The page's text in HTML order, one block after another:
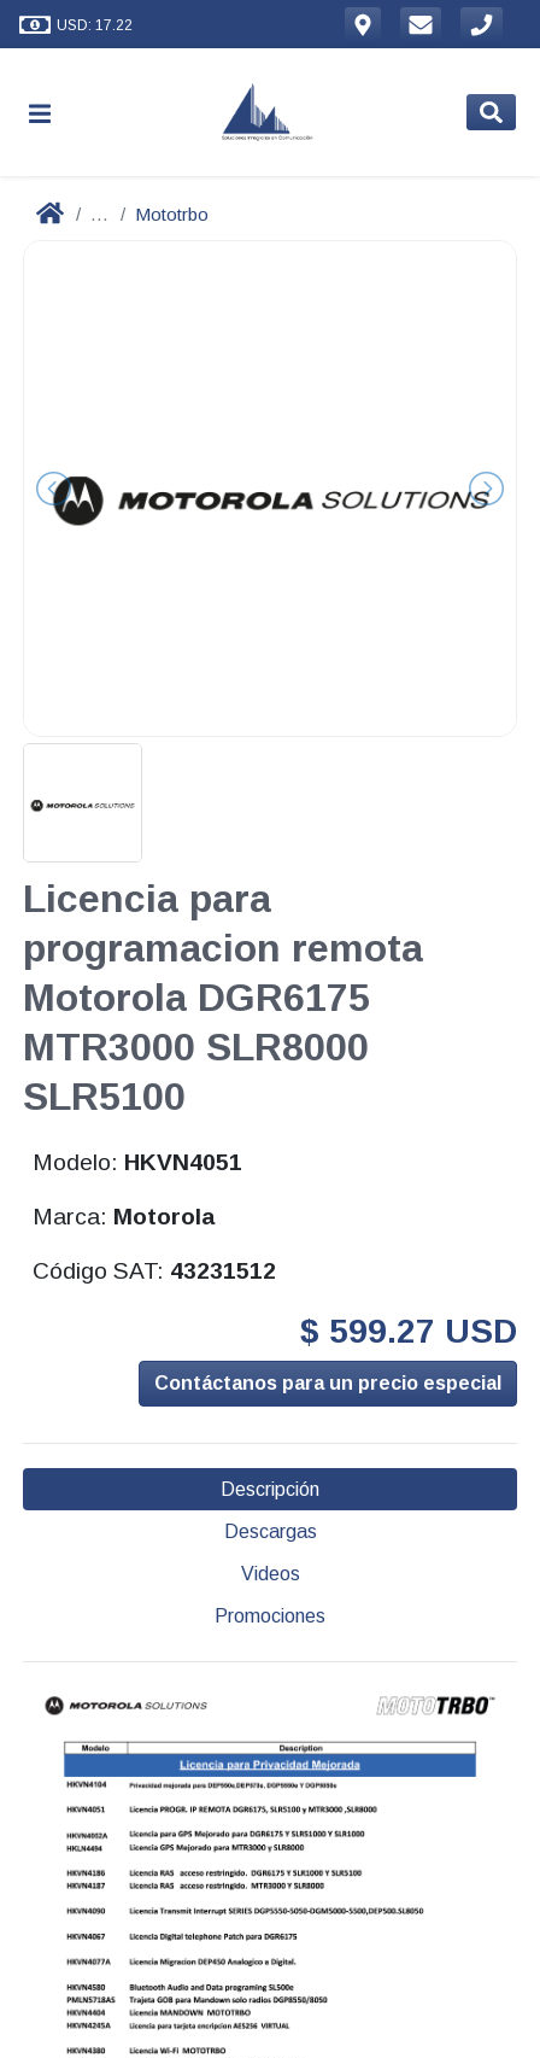
USD: 17.22
... Mototrbo
Licencia para
programacion remota
Motorola DGR6175
MTR3000 SLR8000
SLR5100
Modelo: HKVN4051
Marca: Motorola
Código SAT: 43231512
$ 599.27 USD
Contáctanos para un precio especial
Descripción
Descargas
Videos
Promociones